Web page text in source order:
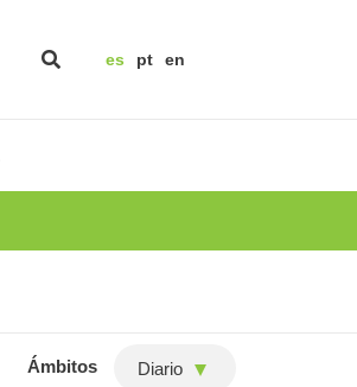
es pt en
Ámbitos Diario